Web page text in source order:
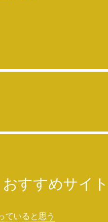
おすすめサイト
ていると思う